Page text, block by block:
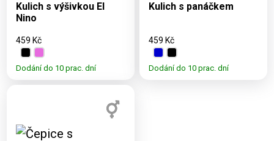
Kulich s výšivkou El
Nino
459 Kč
Dodání do 10 prac. dní
Kulich s panáčkem
459 Kč
Dodání do 10 prac. dní